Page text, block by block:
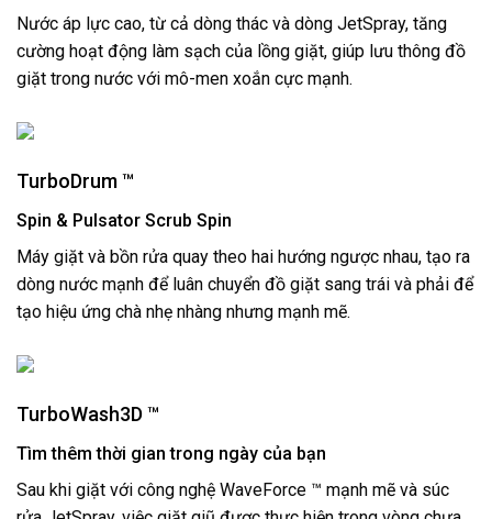
Nước áp lực cao, từ cả dòng thác và dòng JetSpray, tăng
cường hoạt động làm sạch của lồng giặt, giúp lưu thông đồ
giặt trong nước với mô-men xoắn cực mạnh.
TurboDrum ™
Spin & Pulsator Scrub Spin
Máy giặt và bồn rửa quay theo hai hướng ngược nhau, tạo ra
dòng nước mạnh để luân chuyển đồ giặt sang trái và phải để
tạo hiệu ứng chà nhẹ nhàng nhưng mạnh mẽ.
TurboWash3D ™
Tìm thêm thời gian trong ngày của bạn
Sau khi giặt với công nghệ WaveForce ™ mạnh mẽ và súc